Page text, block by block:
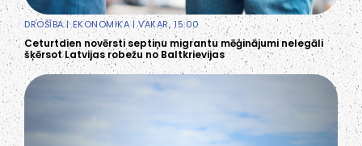
DROŠĪBA|EKONOMIKA| VAKAR, 15:00
Ceturtdien novērsti septiņu migrantu mēģinājumi nelegāli
šķērsot Latvijas robežu no Baltkrievijas